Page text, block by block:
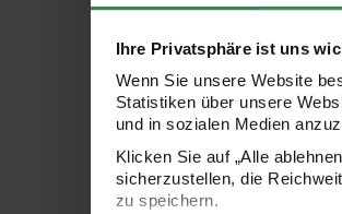
Ihre Privatsphäre ist uns
Wenn Sie unsere Website
Statistiken über unsere
und in sozialen Medien
Klicken Sie auf „Alle
sicherzustellen, die
zu speichern.